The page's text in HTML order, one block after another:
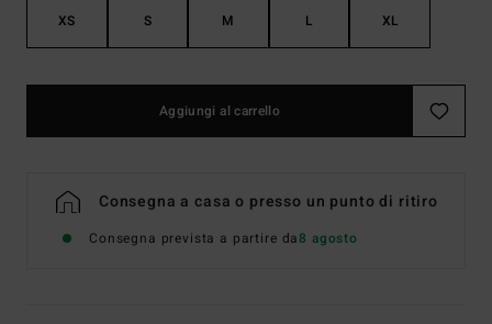
XS S M L XL
Aggiungi al carrello
Consegna a casa o presso un punto di ritiro
Consegna prevista a partire da8 agosto